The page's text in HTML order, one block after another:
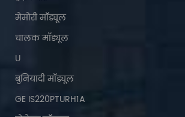
मेमोरी मॉड्यूल
चालक मॉड्यूल
U
बुनियादी मॉड्यूल
GE IS220PTURH1A